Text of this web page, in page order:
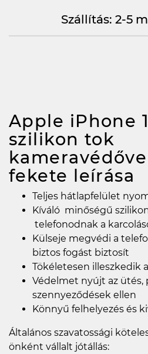
Szállítás: 2-5
Apple iPhone
szilikon tok
fekete leírása
Teljes hátlapfelület
Kíváló minőségű
telefonodnak a
Külseje megvédi a
biztos fogást biztosít
Tökéletesen illeszkedik
Védelmet nyújt az ütés,
szennyeződések ellen
Könnyű felhelyezés és
Általános szavatossági
önként vállalt jótállás: